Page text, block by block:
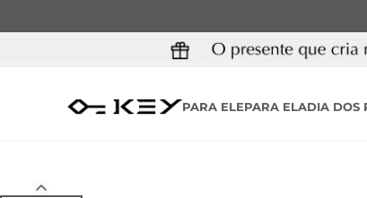
PARA ELEPARA ELADIA DOS